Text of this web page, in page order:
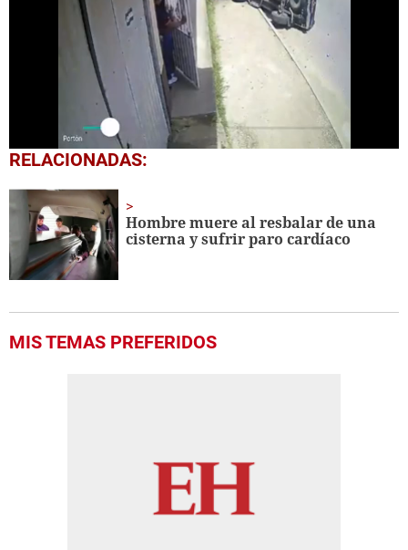
0
seconds
seconds
RELACIONADAS:
Hombre muere al resbalar de una
cisterna y sufrir paro cardíaco
MIS TEMAS PREFERIDOS